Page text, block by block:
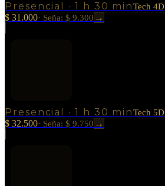
Presencial · 1 h 30 minTech 4D
$ 31.000· Seña: $ 9.300 →
Presencial · 1 h 30 minTech 5D
$ 32.500· Seña: $ 9.750 →